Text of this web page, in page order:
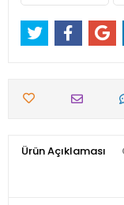
Ürün Açıklaması